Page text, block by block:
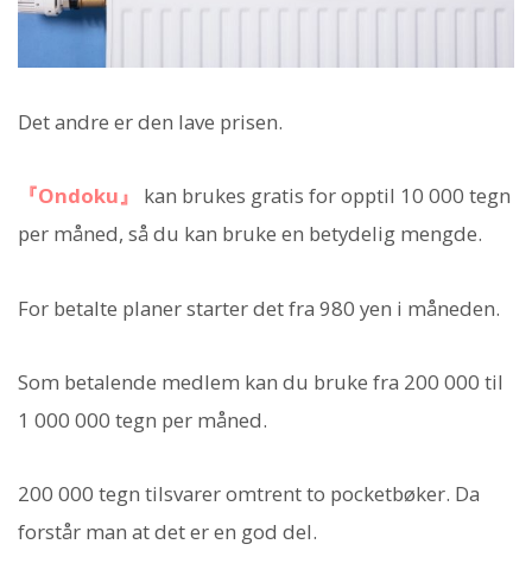
Det andre er den lave prisen.
『Ondoku』
kan brukes gratis for opptil 10 000 tegn
per måned, så du kan bruke en betydelig mengde.
For betalte planer starter det fra 980 yen i måneden.
Som betalende medlem kan du bruke fra 200 000 til
1 000 000 tegn per måned.
200 000 tegn tilsvarer omtrent to pocketbøker. Da
forstår man at det er en god del.